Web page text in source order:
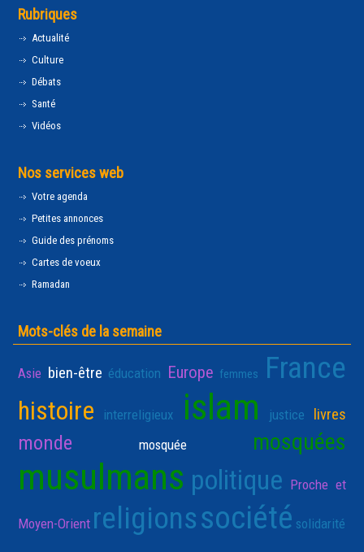
Rubriques
Actualité
Culture
Débats
Santé
Vidéos
Nos services web
Votre agenda
Petites annonces
Guide des prénoms
Cartes de voeux
Ramadan
Mots-clés de la semaine
Asie bien-être éducation Europe femmes France
histoire interreligieux islam justice livres
monde mosquée mosquées
musulmans politique Proche et
Moyen-Orient religionssociété solidarité